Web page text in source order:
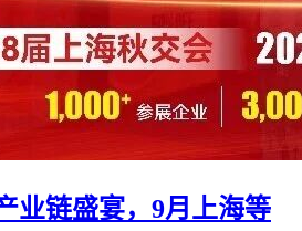
业链盛宴，9月上海等